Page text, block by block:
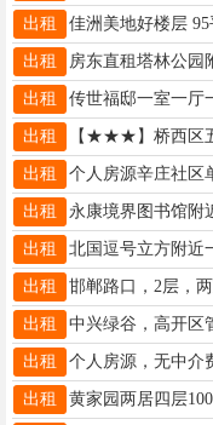
出租
出租
出租
出租
出租
出租
出租
出租
出租
出租
出租